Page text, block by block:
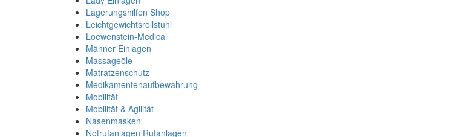
Lagerungshilfen Shop
Leichtgewichtsrollstuhl
Loewenstein-Medical
Männer Einlagen
Massageöle
Matratzenschutz
Medikamentenaufbewahrung
Mobilität
Mobilität & Agilität
Nasenmasken
Notrufanlagen Rufanlagen